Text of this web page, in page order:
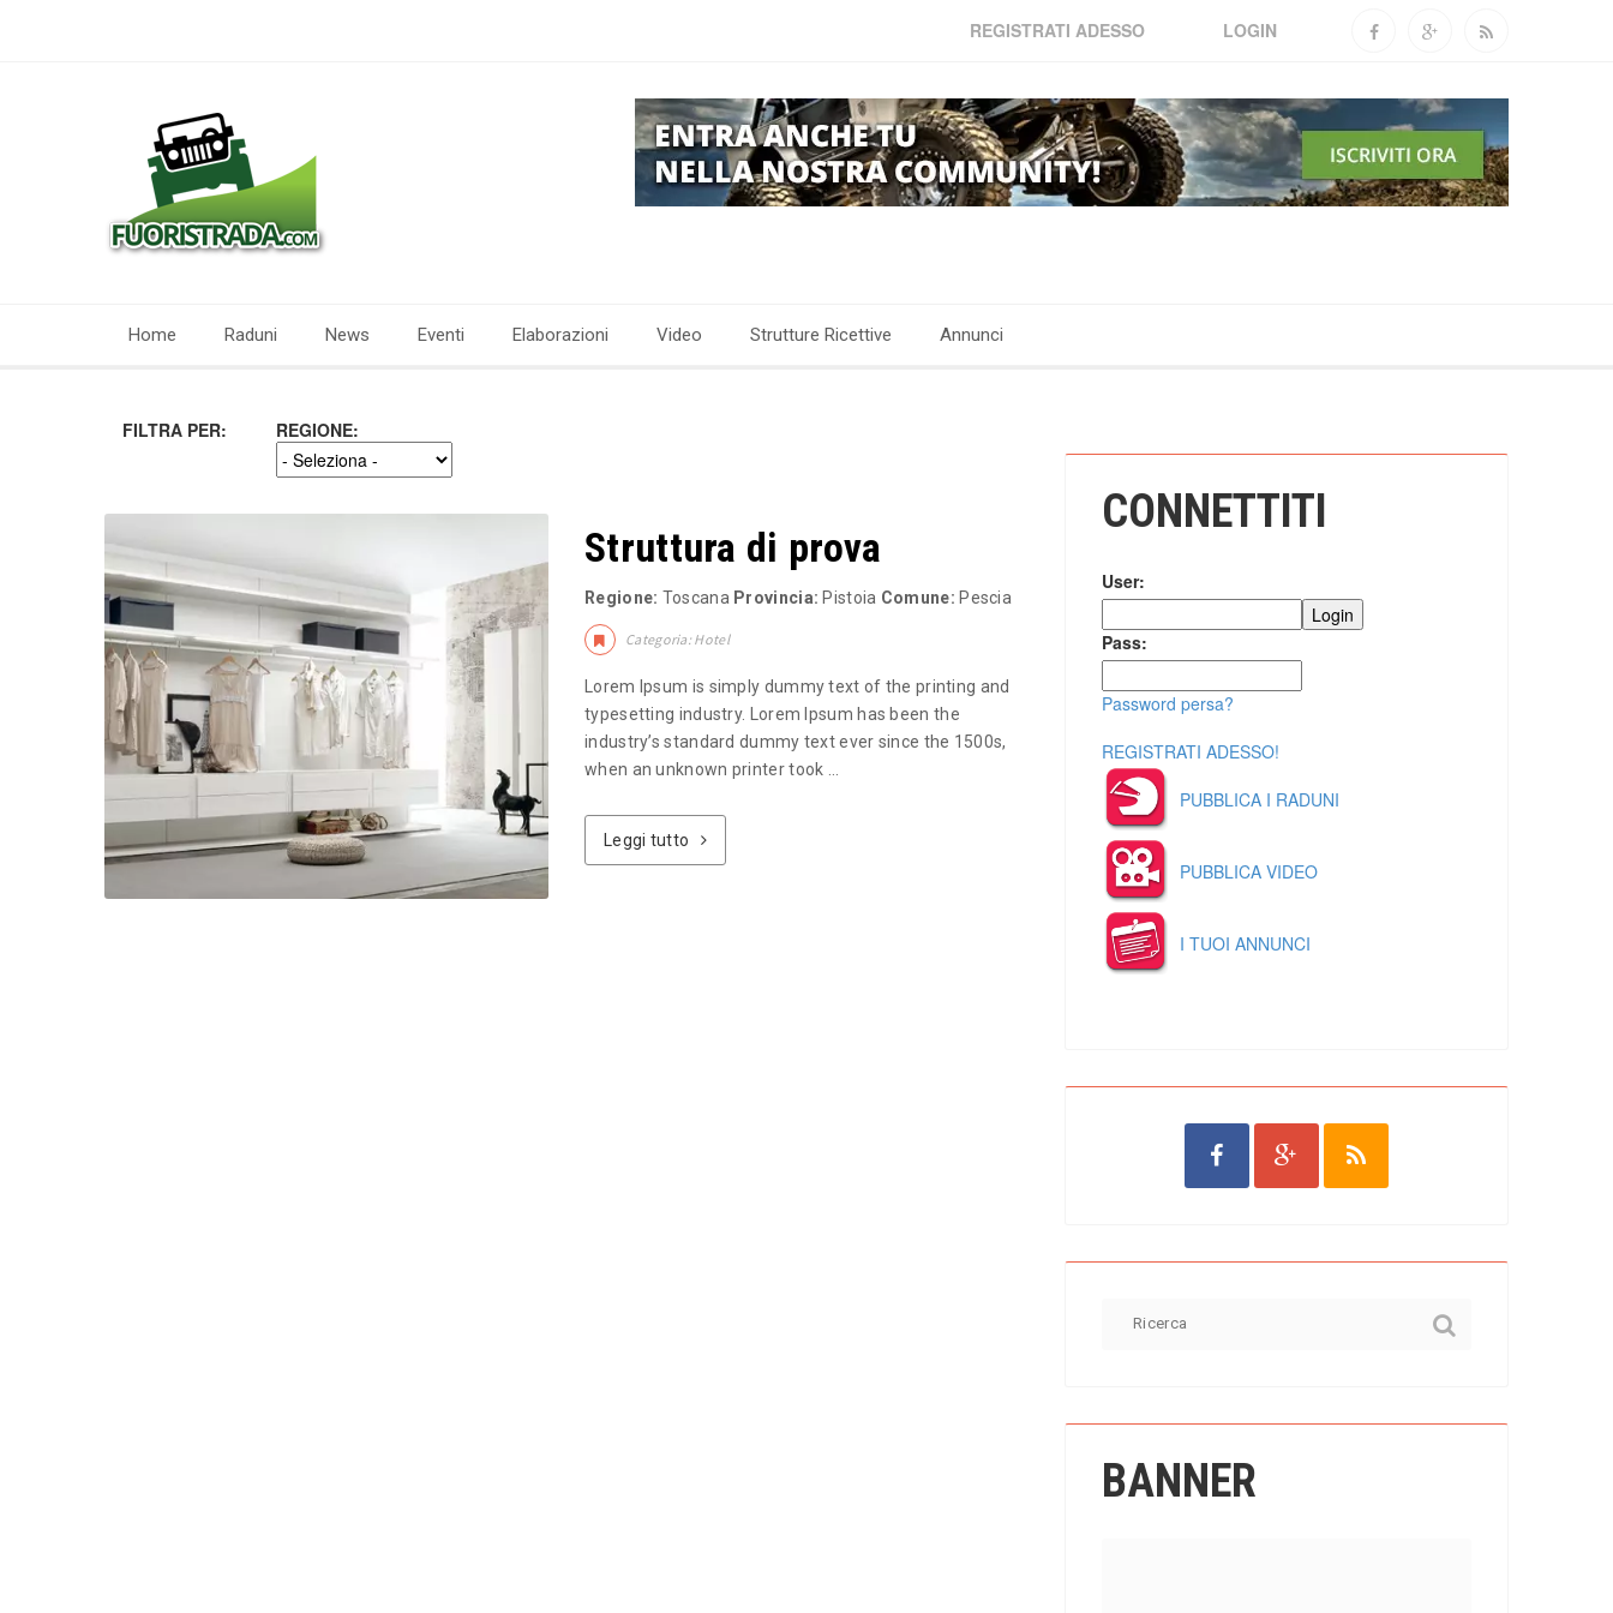
REGISTRATI ADESSO LOGIN
Home Raduni News Eventi Elaborazioni Video Strutture Ricettive Annunci
FILTRA PER: REGIONE:
Struttura di prova
Regione: Toscana Provincia: Pistoia Comune: Pescia
Categoria: Hotel
Lorem Ipsum is simply dummy text of the printing and
typesetting industry. Lorem Ipsum has been the
industry’s standard dummy text ever since the 1500s,
when an unknown printer took ...
Leggi tutto
CONNETTITI
User:
Pass:
Password persa?
REGISTRATI ADESSO!
PUBBLICA I RADUNI
PUBBLICA VIDEO
I TUOI ANNUNCI
BANNER